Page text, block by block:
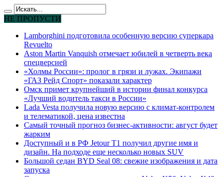
НЕ ПРОПУСТИ
Lamborghini подготовила особенную версию суперкара
Revuelto
Aston Martin Vanquish отмечает юбилей в четверть века
спецверсией
«Холмы России»: пролог в грязи и лужах. Экипажи
«ГАЗ Рейд Спорт» показали характер
Омск примет крупнейший в истории финал конкурса
«Лучший водитель такси в России»
Lada Vesta получила новую версию с климат-контролем
и телематикой, цена известна
Самый точный прогноз бизнес-активности: август будет
жарким
Доступный и в РФ Jetour T1 получил другие имя и
дизайн. На подходе еще несколько новых SUV
Большой седан BYD Seal 08: свежие изображения и дата
запуска